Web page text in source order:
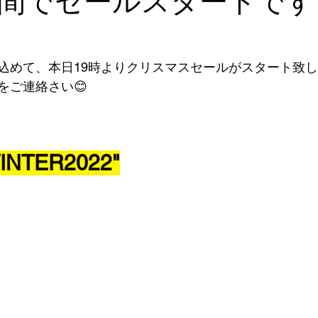
めて、本日19時よりクリスマスセールがスタート致し
ご連絡さい😊